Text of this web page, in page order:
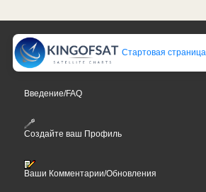
Стартовая страница
Введение/FAQ
Создайте ваш Профиль
Ваши Комментарии/Обновления